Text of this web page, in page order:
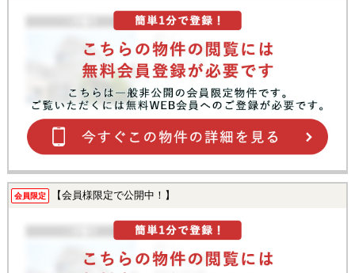
会員限定 【会員様限定で公開中！】